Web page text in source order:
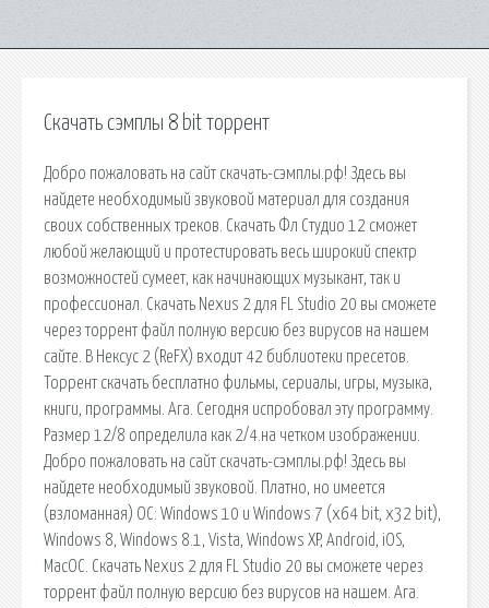
Скачать сэмплы 8 bit торрент
Добро пожаловать на сайт скачать-сэмплы.рф! Здесь вы
найдете необходимый звуковой материал для создания
своих собственных треков. Скачать Фл Студио 12 сможет
любой желающий и протестировать весь широкий спектр
возможностей сумеет, как начинающих музыкант, так и
профессионал. Скачать Nexus 2 для FL Studio 20 вы сможете
через торрент файл полную версию без вирусов на нашем
сайте. В Нексус 2 (ReFX) входит 42 библиотеки пресетов.
Торрент скачать бесплатно фильмы, сериалы, игры, музыка,
книги, программы. Ага. Сегодня испробовал эту программу.
Размер 12/8 определила как 2/4.на четком изображении.
Добро пожаловать на сайт скачать-сэмплы.рф! Здесь вы
найдете необходимый звуковой. Платно, но имеется
(взломанная) ОС: Windows 10 и Windows 7 (x64 bit, x32 bit),
Windows 8, Windows 8.1, Vista, Windows XP, Android, iOS,
MacOC. Скачать Nexus 2 для FL Studio 20 вы сможете через
торрент файл полную версию без вирусов на нашем. Ага.